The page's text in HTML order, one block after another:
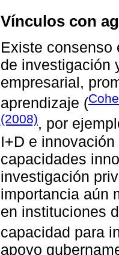
Vínculos con
Existe consenso
de investigación
empresarial,
aprendizaje (
(2008), por
I+D e
capacidades
investigación
importancia aún
en instituciones
capacidad para
apoyo